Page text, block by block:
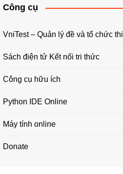
Công cụ
VniTest – Quản lý đề và tổ chức thi
Sách điện tử Kết nối tri thức
Công cụ hữu ích
Python IDE Online
Máy tính online
Donate